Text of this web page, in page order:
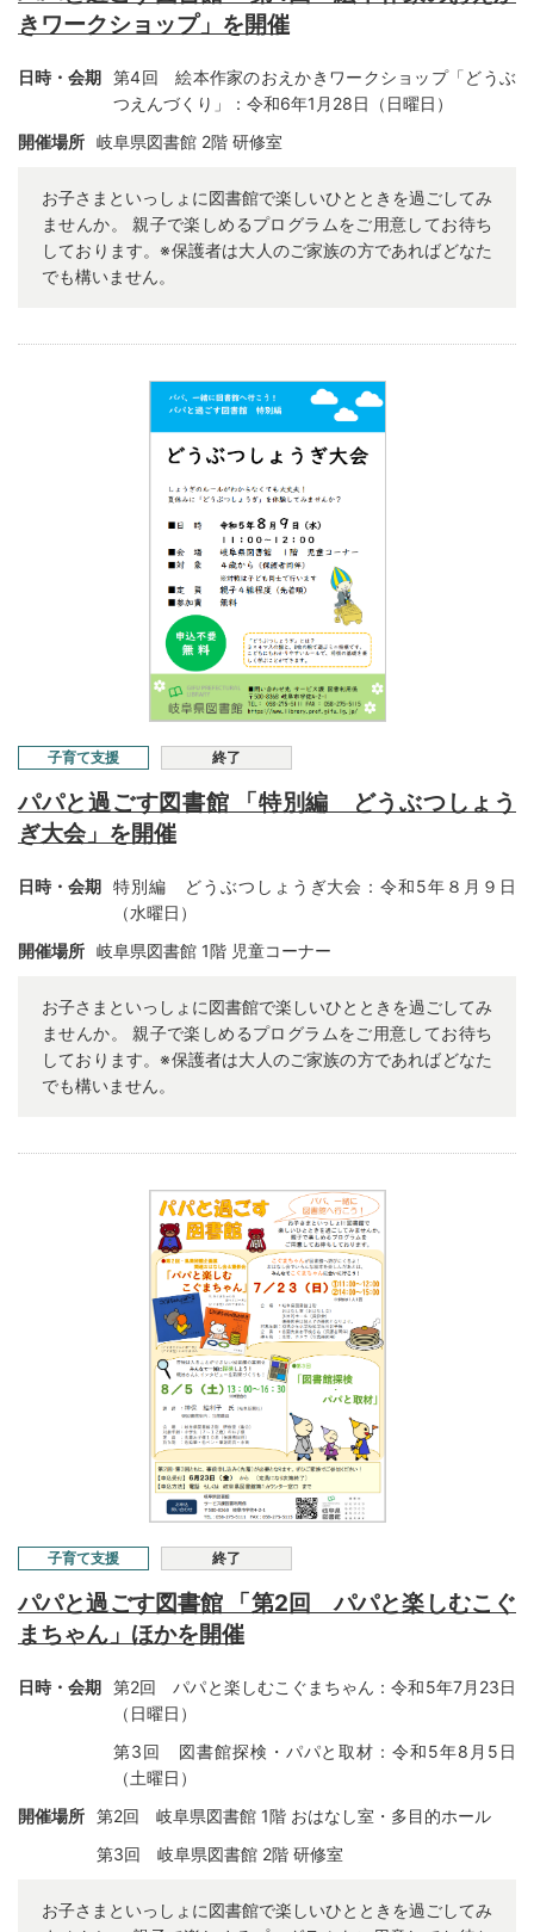
きワークショップ」を開催
日時・会期 第4回 絵本作家のおえかきワークショップ「どうぶ
つえんづくり」：令和6年1月28日（日曜日）
開催場所 岐阜県図書館 2階 研修室
お子さまといっしょに図書館で楽しいひとときを過ごしてみ
ませんか。 親子で楽しめるプログラムをご用意してお待ち
しております。※保護者は大人のご家族の方であればどなた
でも構いません。
子育て支援 終了
パパと過ごす図書館 「特別編 どうぶつしょう
ぎ大会」を開催
日時・会期 特別編 どうぶつしょうぎ大会：令和5年８月９日
（水曜日）
開催場所 岐阜県図書館 1階 児童コーナー
お子さまといっしょに図書館で楽しいひとときを過ごしてみ
ませんか。 親子で楽しめるプログラムをご用意してお待ち
しております。※保護者は大人のご家族の方であればどなた
でも構いません。
子育て支援 終了
パパと過ごす図書館 「第2回 パパと楽しむこぐ
まちゃん」ほかを開催
日時・会期 第2回 パパと楽しむこぐまちゃん：令和5年7月23日
（日曜日）
第3回 図書館探検・パパと取材：令和5年8月5日
（土曜日）
開催場所 第2回 岐阜県図書館 1階 おはなし室・多目的ホール
第3回 岐阜県図書館 2階 研修室
お子さまといっしょに図書館で楽しいひとときを過ごしてみ